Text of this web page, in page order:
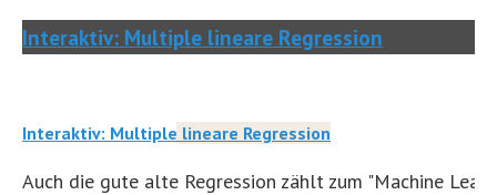
Interaktiv: Multiple lineare Regression
Interaktiv: Multiple lineare Regression
Auch die gute alte Regression zählt zum "Machine